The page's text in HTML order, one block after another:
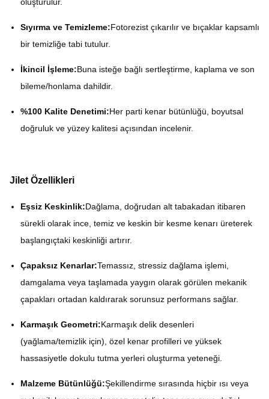
Sıyırma ve Temizleme:Fotorezist çıkarılır ve bıçaklar kapsamlı
bir temizliğe tabi tutulur.
İkincil İşleme:Buna isteğe bağlı sertleştirme, kaplama ve son
bileme/honlama dahildir.
%100 Kalite Denetimi:Her parti kenar bütünlüğü, boyutsal
doğruluk ve yüzey kalitesi açısından incelenir.
Jilet Özellikleri
Eşsiz Keskinlik:Dağlama, doğrudan alt tabakadan itibaren
sürekli olarak ince, temiz ve keskin bir kesme kenarı üreterek
başlangıçtaki keskinliği artırır.
Çapaksız Kenarlar:Temassız, stressiz dağlama işlemi,
damgalama veya taşlamada yaygın olarak görülen mekanik
çapakları ortadan kaldırarak sorunsuz performans sağlar.
Karmaşık Geometri:Karmaşık delik desenleri
(yağlama/temizlik için), özel kenar profilleri ve yüksek
hassasiyetle dokulu tutma yerleri oluşturma yeteneği.
Malzeme Bütünlüğü:Şekillendirme sırasında hiçbir ısı veya